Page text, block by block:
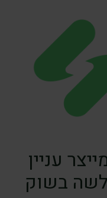
עניין
בשוק